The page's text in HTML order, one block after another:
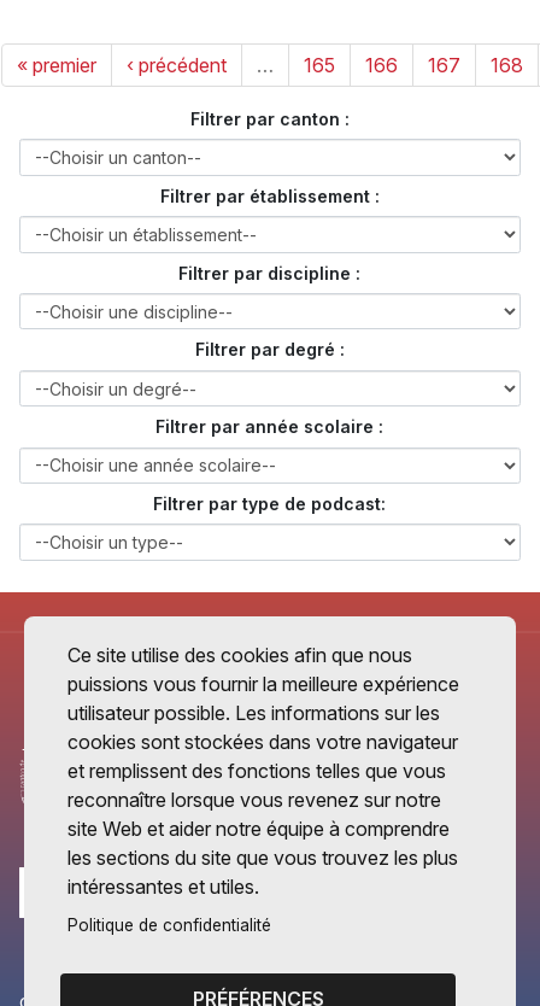
« premier ‹ précédent … 165 166 167 168
Filtrer par canton :
Filtrer par établissement :
Filtrer par discipline :
Filtrer par degré :
Filtrer par année scolaire :
Filtrer par type de podcast:
Ce site utilise des cookies afin que nous
puissions vous fournir la meilleure expérience
utilisateur possible. Les informations sur les
cookies sont stockées dans votre navigateur
et remplissent des fonctions telles que vous
reconnaître lorsque vous revenez sur notre
site Web et aider notre équipe à comprendre
les sections du site que vous trouvez les plus
intéressantes et utiles.
Politique de confidentialité
PRÉFÉRENCES